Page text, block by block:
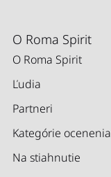
O Roma Spirit
O Roma Spirit
Ľudia
Partneri
Kategórie ocenenia
Na stiahnutie